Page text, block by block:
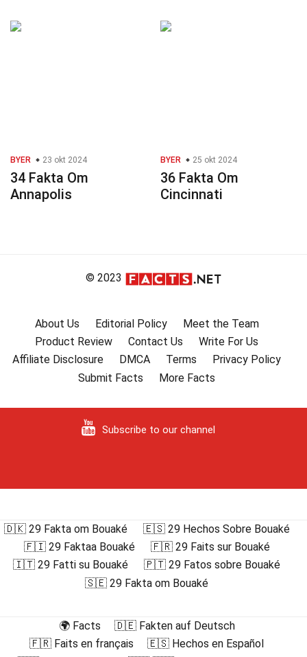
BYER 23 okt 2024
34 Fakta Om
Annapolis
BYER 25 okt 2024
36 Fakta Om
Cincinnati
© 2023
About Us Editorial Policy
Meet the Team
Product Review
Contact Us
Write For Us
Affiliate Disclosure
DMCA Terms
Privacy Policy
Submit Facts
More Facts
Subscribe to our channel
🇩🇰 29 Fakta om Bouaké
🇪🇸 29 Hechos Sobre Bouaké
🇫🇮 29 Faktaa Bouaké
🇫🇷 29 Faits sur Bouaké
🇮🇹 29 Fatti su Bouaké
🇵🇹 29 Fatos sobre Bouaké
🇸🇪 29 Fakta om Bouaké
🌍 Facts
🇩🇪 Fakten auf Deutsch
🇫🇷 Faits en français
🇪🇸 Hechos en Español